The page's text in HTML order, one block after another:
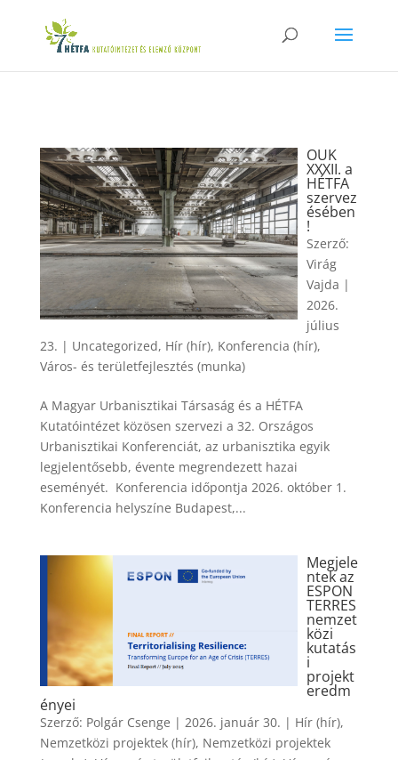
OUK
XXXII. a
HÉTFA
szervez
ésében
!
Szerző:
Virág
Vajda |
2026.
július
23. | Uncategorized, Hír (hír), Konferencia (hír),
Város- és területfejlesztés (munka)
A Magyar Urbanisztikai Társaság és a HÉTFA
Kutatóintézet közösen szervezi a 32. Országos
Urbanisztikai Konferenciát, az urbanisztika egyik
legjelentősebb, évente megrendezett hazai
eseményét. Konferencia időpontja 2026. október 1.
Konferencia helyszíne Budapest,...
Megjele
ntek az
ESPON
TERRES
nemzet
közi
kutatás
i
projekt
eredm
ényei
Szerző: Polgár Csenge | 2026. január 30. | Hír (hír),
Nemzetközi projektek (hír), Nemzetközi projektek